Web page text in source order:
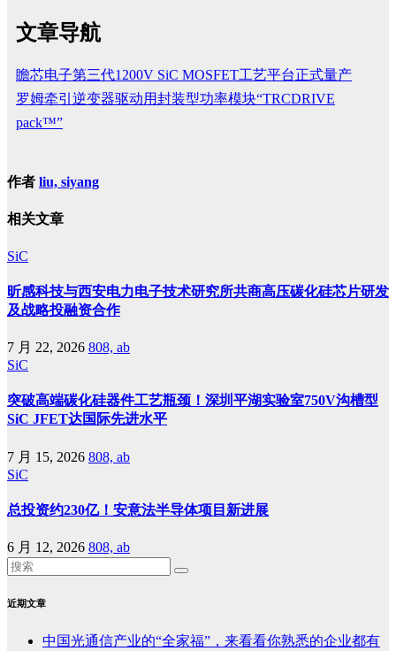
文章导航
瞻芯电子第三代1200V SiC MOSFET工艺平台正式量产
罗姆牵引逆变器驱动用封装型功率模块“TRCDRIVE
pack™”
作者 liu, siyang
相关文章
SiC
昕感科技与西安电力电子技术研究所共商高压碳化硅芯片研发
及战略投融资合作
7 月 22, 2026 808, ab
SiC
突破高端碳化硅器件工艺瓶颈！深圳平湖实验室750V沟槽型
SiC JFET达国际先进水平
7 月 15, 2026 808, ab
SiC
总投资约230亿！安意法半导体项目新进展
6 月 12, 2026 808, ab
近期文章
中国光通信产业的“全家福”，来看看你熟悉的企业都有